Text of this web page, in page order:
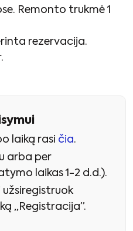
Remonto trukmė 1
rezervacija.
laiką rasi čia.
arba per
laikas 1-2 d.d.).
užsiregistruok
„Registracija”.